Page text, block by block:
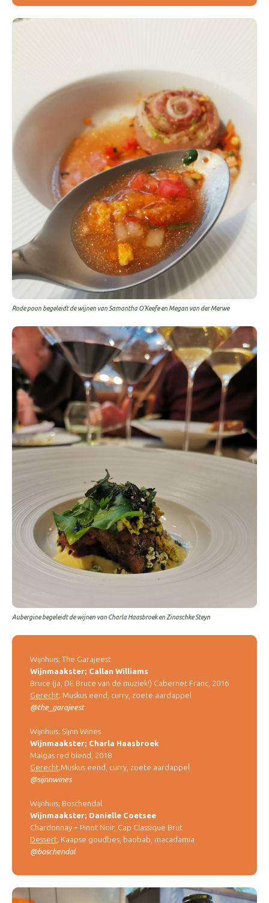
Rode poon begeleidt de wijnen van Samantha O'Keefe en Megan van der Merwe
Aubergine begeleidt de wijnen van Charla Haasbroek en Zinaschke Steyn
Wijnhuis; The Garajeest
Wijnmaakster; Callan Williams
Bruce (ja, DE Bruce van de muziek!) Cabernet Franc, 2016
Gerecht; Muskus eend, curry, zoete aardappel
@the_garajeest
Wijnhuis; Sijnn Wines
Wijnmaakster; Charla Haasbroek
Malgas red blend, 2018
Gerecht;Muskus eend, curry, zoete aardappel
@sijnnwines
Wijnhuis; Boschendal
Wijnmaakster; Danielle Coetsee
Chardonnay + Pinot Noir, Cap Classique Brut
Dessert; Kaapse goudbes, baobab, macadamia
@boschendal